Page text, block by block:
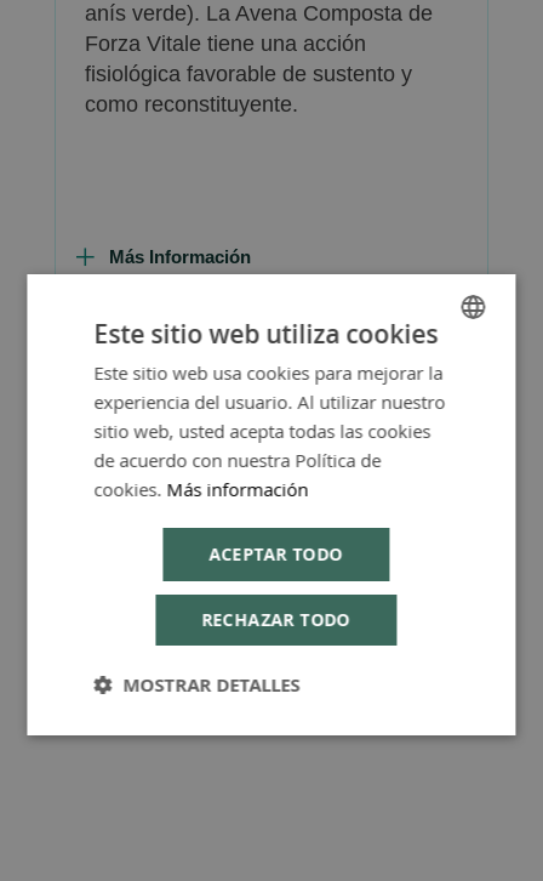
anís verde). La Avena Composta de
Forza Vitale tiene una acción
fisiológica favorable de sustento y
como reconstituyente.
Más Información
FAQ - Preguntas y Respuestas
Consejos de Compra Producto
SPANISH
ENGLISH
Este sitio web utiliza cookies
Este sitio web usa cookies para mejorar la
experiencia del usuario. Al utilizar nuestro
sitio web, usted acepta todas las cookies
de acuerdo con nuestra Política de
cookies. Más información
ACEPTAR TODO
RECHAZAR TODO
MOSTRAR DETALLES